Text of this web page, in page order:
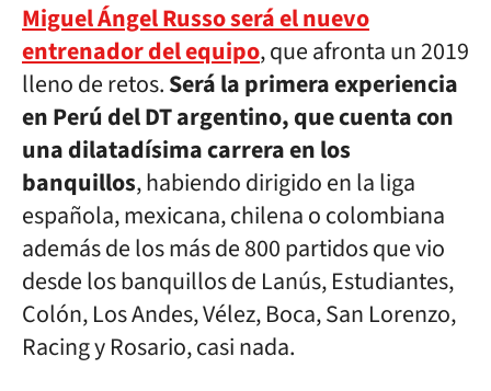
Miguel Ángel Russo será el nuevo
entrenador del equipo, que afronta un 2019
lleno de retos.Será la primera experiencia
en Perú del DT argentino, que cuenta con
una dilatadísima carrera en los
banquillos, habiendo dirigido en la liga
española, mexicana, chilena o colombiana
además de los más de 800 partidos que vio
desde los banquillos de Lanús, Estudiantes,
Colón, Los Andes, Vélez, Boca, San Lorenzo,
Racing y Rosario, casi nada.